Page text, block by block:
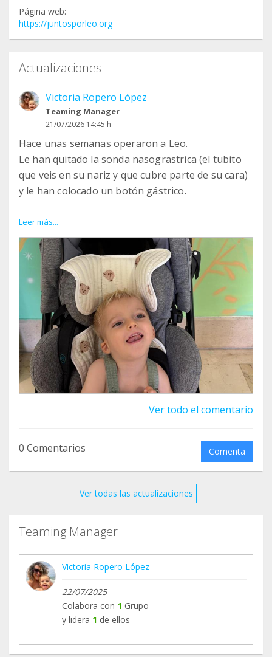
Página web:
https://juntosporleo.org
Actualizaciones
Victoria Ropero López
Teaming Manager
21/07/2026 14:45 h
Hace unas semanas operaron a Leo.
Le han quitado la sonda nasograstrica (el tubito
que veis en su nariz y que cubre parte de su cara)
y le han colocado un botón gástrico.
Esta operación, a priori sencilla, se le ha hecho
para mejorar su calidad de vida y ayudarlo con su
alimentación, a ver si conseguimos que recupere
peso y suba de percentil, que sigue siendo un
“canijillo”.
Os comparto una foto post operación, ¿qué os
parece el cambio?
Leer más...
Ver todo el comentario
0 Comentarios Comenta
Ver todas las actualizaciones
Teaming Manager
Victoria Ropero López
22/07/2025
Colabora con 1 Grupo
y lidera 1 de ellos